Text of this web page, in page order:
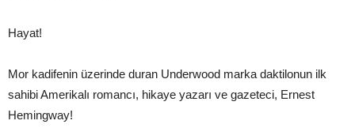
Hayat!
Mor kadifenin üzerinde duran Underwood marka daktilonun ilk
sahibi Amerikalı romancı, hikaye yazarı ve gazeteci, Ernest
Hemingway!